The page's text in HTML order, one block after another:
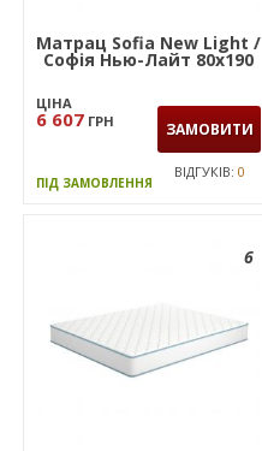
Матрац Sofia New Light /
Софія Нью-Лайт 80х190
ЦІНА
6 607 ГРН ЗАМОВИТИ
ПІД ЗАМОВЛЕННЯ
ВІДГУКІВ:0
6